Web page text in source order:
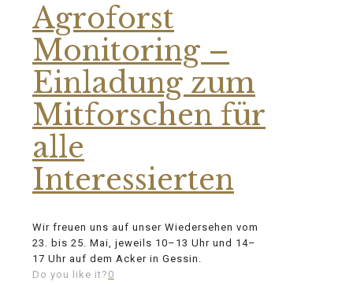
Agroforst
Monitoring –
Einladung zum
Mitforschen für
alle
Interessierten
Wir freuen uns auf unser Wiedersehen vom
23. bis 25. Mai, jeweils 10–13 Uhr und 14–
17 Uhr auf dem Acker in Gessin.
Do you like it? 0